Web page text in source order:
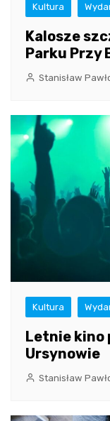
Kultura
Kalosze
Parku Przy
Stanisław
Kultura
Letnie kino
Ursynowie
Stanisław